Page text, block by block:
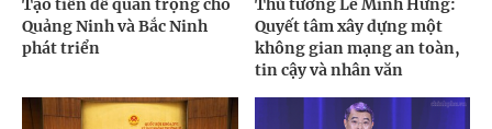
Tạo tiền đề quan trọng cho
Quảng Ninh và Bắc Ninh
phát triển
Thủ tướng Lê Minh Hưng:
Quyết tâm xây dựng một
không gian mạng an toàn,
tin cậy và nhân văn